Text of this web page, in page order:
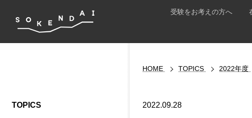
受験をお考えの方へ
HOME TOPICS 2022年度
2022.09.28
TOPICS